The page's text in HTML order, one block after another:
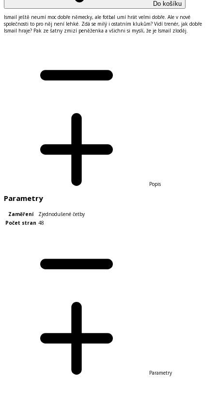
Do košíku
Ismail ještě neumí moc dobře německy, ale fotbal umí hrát velmi dobře. Ale v nové
společnosti to pro něj není lehké. Zdá se milý i ostatním klukům? Vidí trenér, jak dobře
Ismail hraje? Pak ze šatny zmizí peněženka a všichni si myslí, že je Ismail zloděj.
Popis
Parametry
Zaměření
Zjednodušené četby
Počet stran 48
Parametry